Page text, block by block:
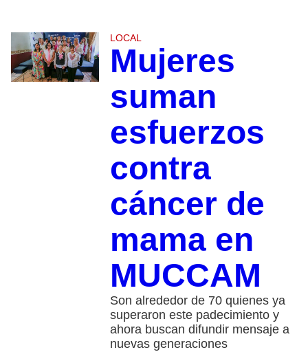
LOCAL
Mujeres
suman
esfuerzos
contra
cáncer de
mama en
MUCCAM
Son alrededor de 70 quienes ya
superaron este padecimiento y
ahora buscan difundir mensaje a
nuevas generaciones